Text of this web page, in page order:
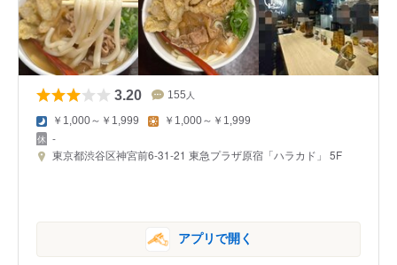
3.20 155 人
￥1,000～￥1,999 ￥1,000～￥1,999
-
東京都渋谷区神宮前6-31-21 東急プラザ原宿「ハラカド」 5F
アプリで開く